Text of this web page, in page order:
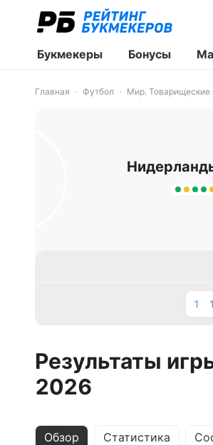
Букмекеры Бонусы
Главная Футбол Мир. Товарищеские
1
Результаты
2026
Обзор Статистика